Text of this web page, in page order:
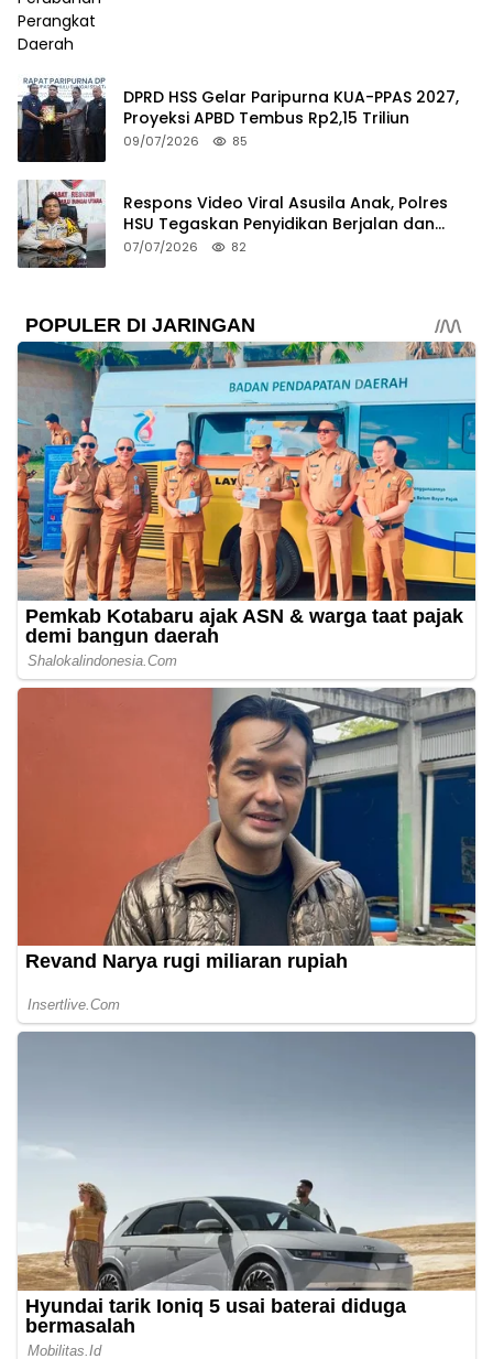
DPRD HSS Gelar Paripurna KUA-PPAS 2027,
Proyeksi APBD Tembus Rp2,15 Triliun
09/07/2026 85
Respons Video Viral Asusila Anak, Polres
HSU Tegaskan Penyidikan Berjalan dan
Lindungi Korban
07/07/2026 82